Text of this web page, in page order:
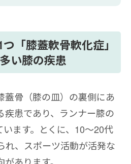
「膝蓋軟骨軟化症」
い膝の疾患
蓋骨（膝の皿）の裏側にあ
疾患であり、ランナー膝の
ます。とくに、10〜20代
れ、スポーツ活動が活発な
あります。